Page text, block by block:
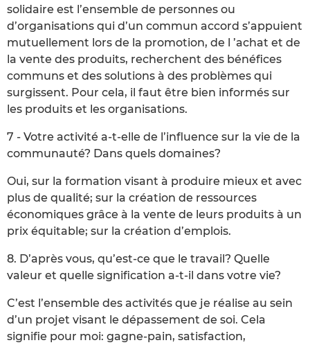
solidaire est l’ensemble de personnes ou
d’organisations qui d’un commun accord s’appuient
mutuellement lors de la promotion, de l ’achat et de
la vente des produits, recherchent des bénéfices
communs et des solutions à des problèmes qui
surgissent. Pour cela, il faut être bien informés sur
les produits et les organisations.
7 - Votre activité a-t-elle de l’influence sur la vie de la
communauté? Dans quels domaines?
Oui, sur la formation visant à produire mieux et avec
plus de qualité; sur la création de ressources
économiques grâce à la vente de leurs produits à un
prix équitable; sur la création d’emplois.
8. D’après vous, qu’est-ce que le travail? Quelle
valeur et quelle signification a-t-il dans votre vie?
C’est l’ensemble des activités que je réalise au sein
d’un projet visant le dépassement de soi. Cela
signifie pour moi: gagne-pain, satisfaction,